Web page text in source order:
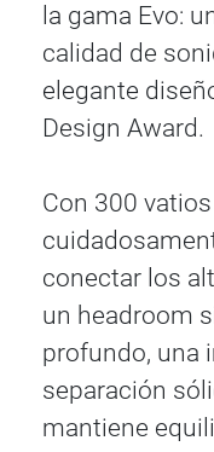
la gama Evo:
calidad de
elegante
Design Award.
Con 300
conectar los
un headroom
profundo, una
separación
mantiene